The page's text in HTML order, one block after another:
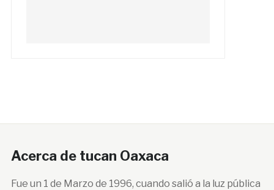
Acerca de tucan Oaxaca
Fue un 1 de Marzo de 1996, cuando salió a la luz pública